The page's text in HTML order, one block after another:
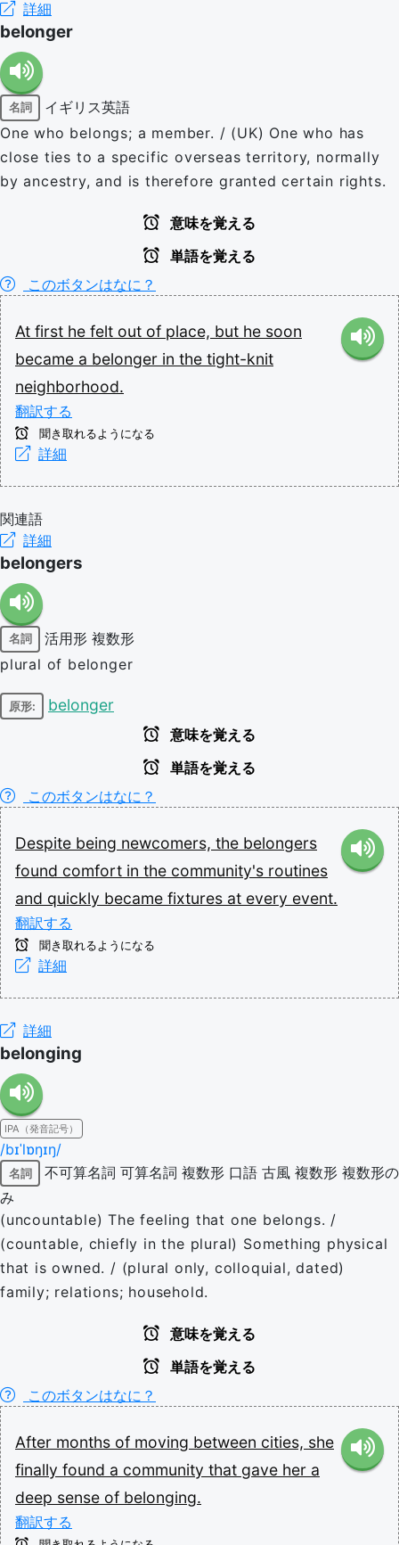
詳細
belonger
名詞
イギリス英語
One who belongs; a member. / (UK) One who has
close ties to a specific overseas territory, normally
by ancestry, and is therefore granted certain rights.
意味を覚える
単語を覚える
このボタンはなに？
At first he felt out of place, but he soon
became a belonger in the tight-knit
neighborhood.
翻訳する
聞き取れるようになる
詳細
関連語
詳細
belongers
名詞 活用形 複数形
plural of belonger
原形: belonger
意味を覚える
単語を覚える
このボタンはなに？
Despite being newcomers, the belongers
found comfort in the community's routines
and quickly became fixtures at every event.
翻訳する
聞き取れるようになる
詳細
詳細
belonging
IPA（発音記号）
/bɪˈlɒŋɪŋ/
名詞 不可算名詞 可算名詞 複数形 口語 古風 複数形 複数形の
み
(uncountable) The feeling that one belongs. /
(countable, chiefly in the plural) Something physical
that is owned. / (plural only, colloquial, dated)
family; relations; household.
意味を覚える
単語を覚える
このボタンはなに？
After months of moving between cities, she
finally found a community that gave her a
deep sense of belonging.
翻訳する